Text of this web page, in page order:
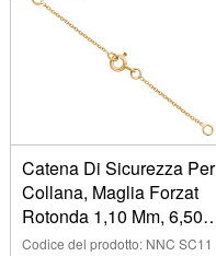
Catena Di Sicurezza Per
Collana, Maglia Forzat
Rotonda 1,10 Mm, 6,50
Cm, Oro Giallo 18k
Codice del prodotto: NNC SC11